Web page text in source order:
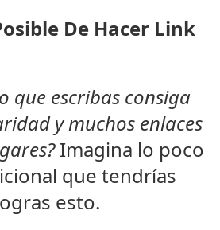
De Hacer Link
que escribas consiga
y muchos enlaces
Imagina lo poco
que tendrías
esto.